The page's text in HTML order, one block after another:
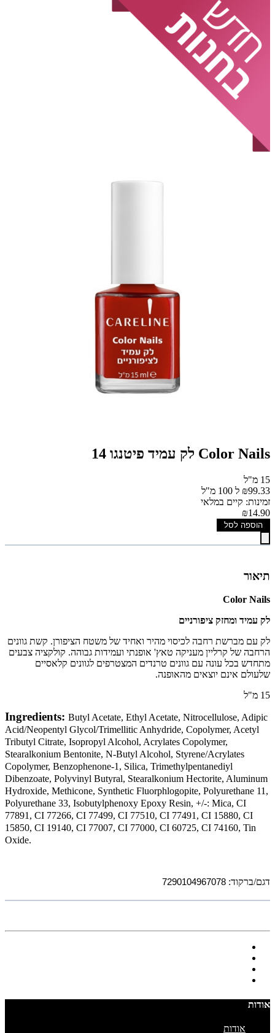
Color Nails לק עמיד פיטנגו 14
15 מ"ל
₪99.33 ל 100 מ"ל
זמינות: קיים במלאי
₪14.90
הוספה לסל
תיאור
Color Nails
לק עמיד ומחזק ציפורניים
לק עם מברשת רחבה לכיסוי מהיר ואחיד של משטח הציפורן. קשת גוונים
הרחבה של קרליין מעניקה טאץ' אופנתי ועמידות גבוהה. קולקציה צבעים
מתחדש בכל עונה עם גוונים טרנדים המצטרפים לגוונים קלאסיים
שלעולם אינם יוצאים מהאופנה.
15 מ"ל
Ingredients: Butyl Acetate, Ethyl Acetate, Nitrocellulose, Adipic
Acid/Neopentyl Glycol/Trimellitic Anhydride, Copolymer, Acetyl
Tributyl Citrate, Isopropyl Alcohol, Acrylates Copolymer,
Stearalkonium Bentonite, N-Butyl Alcohol, Styrene/Acrylates
Copolymer, Benzophenone-1, Silica, Trimethylpentanediyl
Dibenzoate, Polyvinyl Butyral, Stearalkonium Hectorite, Aluminum
Hydroxide, Methicone, Synthetic Fluorphlogopite, Polyurethane 11,
Polyurethane 33, Isobutylphenoxy Epoxy Resin, +/-: Mica, CI
77891, CI 77266, CI 77499, CI 77510, CI 77491, CI 15880, CI
15850, CI 19140, CI 77007, CI 77000, CI 60725, CI 74160, Tin
Oxide.
דגם/ברקוד: 7290104967078
אודות
אודות